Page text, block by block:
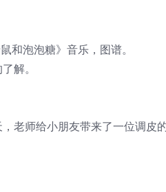
和泡泡糖》音乐，图谱。
解。
老师给小朋友带来了一位调皮